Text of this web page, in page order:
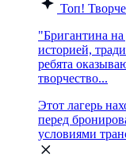
Топ!
"Бригантина
историей,
ребята
творчество...
Этот лагерь
перед
условиями